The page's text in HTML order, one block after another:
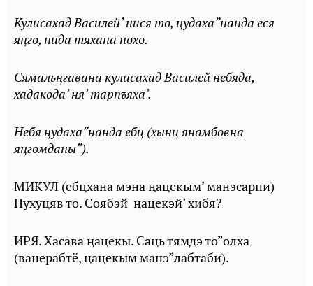
Кулисахад Василей’ нися то, ңудаха”нанда еся
яңго, нида тяхана нохо.
Сямальңгавана кулисахад Василей небяда,
хадакода’ ня’ тарпъяха’.
Небя ңудаха”нанда ебц (хынц янамбовна
яңгомданы”).
МИКУЛ (ебцхана мэна ңацекым’ манэсарпи)
Пухуцяв то. Cоябэй ӊацекэй’ хибя?
ИРЯ. Хасава ӊацекы. Саць тямдэ то”олха
(ванерабтё, ңацекым манэ”лабтаби).